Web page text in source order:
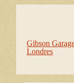
Gibson
Londres